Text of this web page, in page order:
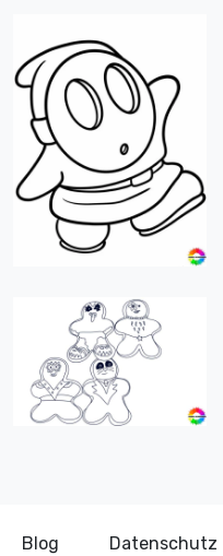
Blog Datenschutz